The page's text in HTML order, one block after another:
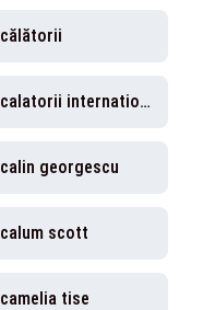
călătorii
calatorii internationale
calin georgescu
calum scott
camelia tise